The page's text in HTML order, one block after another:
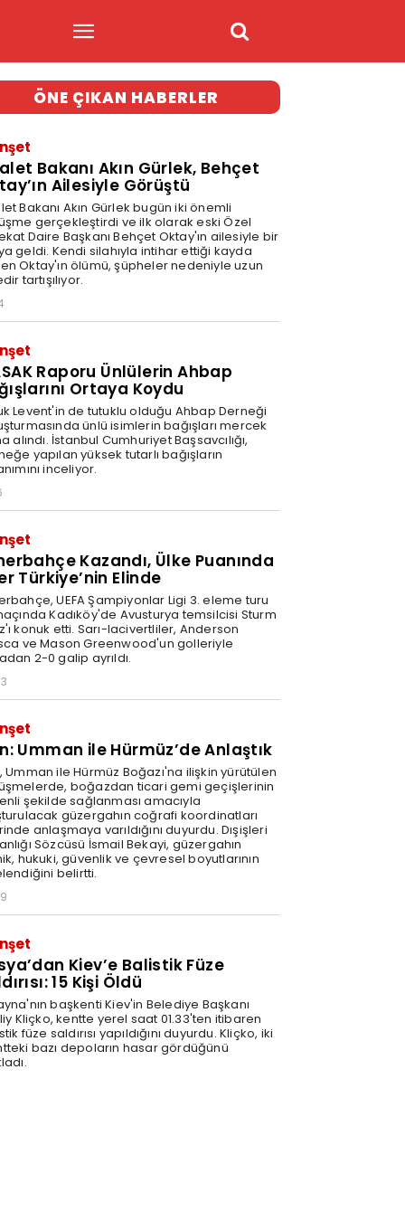
ÖNE ÇIKAN HABERLER
Bakanı Akın Gürlek, Behçet
Ailesiyle Görüştü
Bakanı Akın Gürlek bugün iki önemli
gerçekleştirdi ve ilk olarak eski Özel
Daire Başkanı Behçet Oktay'ın ailesiyle bir
geldi. Kendi silahıyla intihar ettiği kayda
Oktay'ın ölümü, şüpheler nedeniyle uzun
tartışılıyor.
Raporu Ünlülerin Ahbap
Ortaya Koydu
Levent'in de tutuklu olduğu Ahbap Derneği
ünlü isimlerin bağışları mercek
alındı. İstanbul Cumhuriyet Başsavcılığı,
yapılan yüksek tutarlı bağışların
inceliyor.
Kazandı, Ülke Puanında
Türkiye’nin Elinde
UEFA Şampiyonlar Ligi 3. eleme turu
Kadıköy'de Avusturya temsilcisi Sturm
konuk etti. Sarı-lacivertliler, Anderson
ve Mason Greenwood'un golleriyle
2-0 galip ayrıldı.
Umman ile Hürmüz’de Anlaştık
Umman ile Hürmüz Boğazı'na ilişkin yürütülen
boğazdan ticari gemi geçişlerinin
şekilde sağlanması amacıyla
güzergahın coğrafi koordinatları
anlaşmaya varıldığını duyurdu. Dışişleri
Sözcüsü İsmail Bekayi, güzergahın
hukuki, güvenlik ve çevresel boyutlarının
belirtti.
Kiev’e Balistik Füze
15 Kişi Öldü
başkenti Kiev'in Belediye Başkanı
Kliçko, kentte yerel saat 01.33'ten itibaren
füze saldırısı yapıldığını duyurdu. Kliçko, iki
bazı depoların hasar gördüğünü